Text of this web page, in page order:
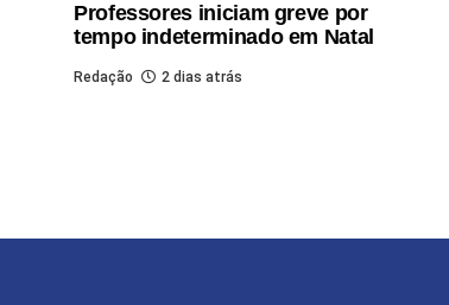
Professores iniciam greve por
tempo indeterminado em Natal
Redação 2 dias atrás